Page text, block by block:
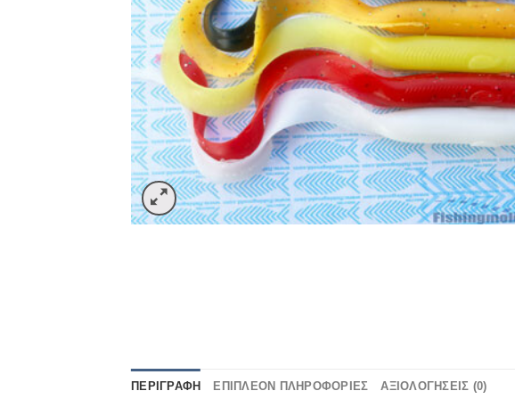
ΠΕΡΙΓΡΑΦΉ ΕΠΙΠΛΈΟΝ ΠΛΗΡΟΦΟΡΊΕΣ ΑΞΙΟΛΟΓΉΣΕΙΣ (0)